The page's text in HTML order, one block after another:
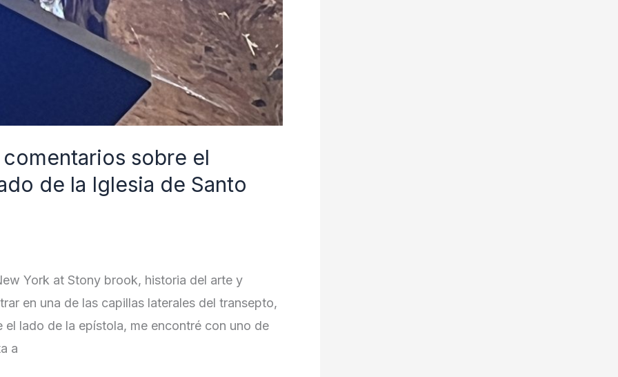
sobre el
de la Iglesia de Santo
York at Stony brook, historia del arte y
en una de las capillas laterales del transepto,
lado de la epístola, me encontré con uno de
a